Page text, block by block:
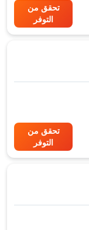
تحقق من
التوفر
تحقق من
التوفر